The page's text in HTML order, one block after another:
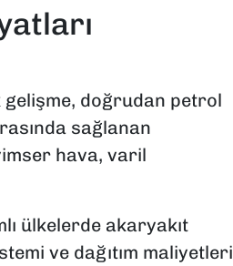
doğrudan petrol
sağlanan
hava, varil
ülkelerde akaryakıt
ve dağıtım maliyetleri